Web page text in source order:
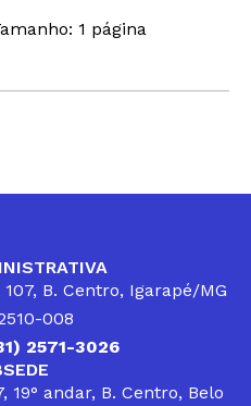
1 página
B. Centro, Igarapé/MG
008
2571-3026
19° andar, B. Centro, Belo